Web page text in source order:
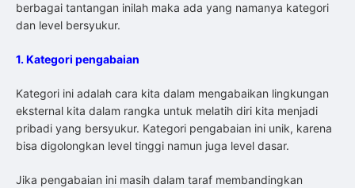
berbagai tantangan inilah maka ada yang namanya kategori
dan level bersyukur.
1. Kategori pengabaian
Kategori ini adalah cara kita dalam mengabaikan lingkungan
eksternal kita dalam rangka untuk melatih diri kita menjadi
pribadi yang bersyukur. Kategori pengabaian ini unik, karena
bisa digolongkan level tinggi namun juga level dasar.
Jika pengabaian ini masih dalam taraf membandingkan